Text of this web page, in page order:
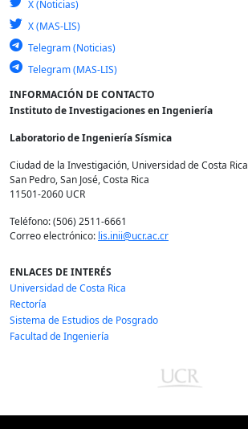
X (Noticias)
X (MAS-LIS)
Telegram (Noticias)
Telegram (MAS-LIS)
INFORMACIÓN DE CONTACTO
Instituto de Investigaciones en Ingeniería
Laboratorio de Ingeniería Sísmica
Ciudad de la Investigación, Universidad de Costa Rica
San Pedro, San José, Costa Rica
11501-2060 UCR
Teléfono: (506) 2511-6661
Correo electrónico: lis.inii@ucr.ac.cr
ENLACES DE INTERÉS
Universidad de Costa Rica
Rectoría
Sistema de Estudios de Posgrado
Facultad de Ingeniería